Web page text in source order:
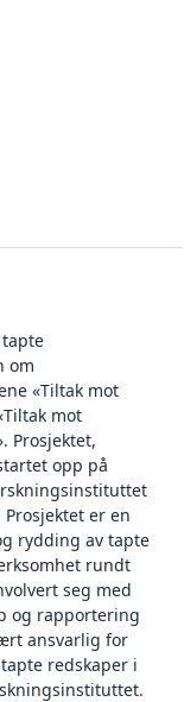
tapte
om
«Tiltak mot
mot
Prosjektet,
opp på
er en
rydding av tapte
rundt
seg med
og rapportering
ansvarlig for
redskaper i